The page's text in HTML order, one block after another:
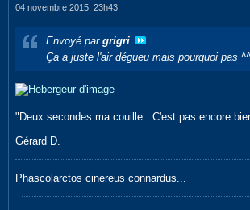
04 novembre 2015, 23h43
Envoyé par grigri
Ça a juste l'air dégueu mais pourquoi pas ^^
"Deux secondes ma couille...C'est pas encore
Gérard D.
Phascolarctos cinereus connardus...